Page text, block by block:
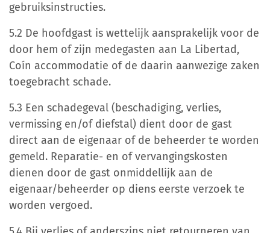
gebruiksinstructies.
5.2 De hoofdgast is wettelijk aansprakelijk voor de
door hem of zijn medegasten aan La Libertad,
Coín accommodatie of de daarin aanwezige zaken
toegebracht schade.
5.3 Een schadegeval (beschadiging, verlies,
vermissing en/of diefstal) dient door de gast
direct aan de eigenaar of de beheerder te worden
gemeld. Reparatie- en of vervangingskosten
dienen door de gast onmiddellijk aan de
eigenaar/beheerder op diens eerste verzoek te
worden vergoed.